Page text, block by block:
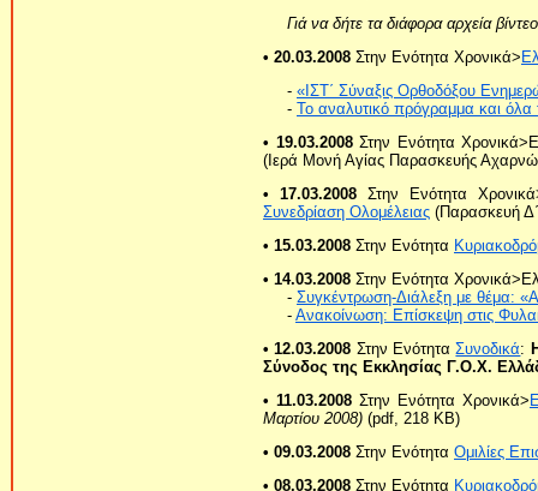
Γιά να δήτε τα διάφορα αρχεία
• 20.03.2008 Στην Ενότητα Χρονικά>
- «ΙΣΤ΄ Σύναξις Ορθοδόξου
- Το αναλυτικό πρόγραμμα και όλα
• 19.03.2008Στην Ενότητα
(Ιερά Μονή Αγίας Παρασκευής
• 17.03.2008 Στην Ενότητα
Συνεδρίαση Ολομέλειας (Παρασκευή
• 15.03.2008 Στην Ενότητα
• 14.03.2008 Στην Ενότητα
- Συγκέντρωση-Διάλεξη με θέμα:
- Ανακοίνωση: Επίσκεψη στις
• 12.03.2008 Στην ΕνότηταΣυνοδικά:
Σύνοδος της Εκκλησίας Γ.Ο.Χ.
• 11.03.2008 Στην Ενότητα Χρονικά>
Μαρτίου 2008) (pdf, 218 KB)
• 09.03.2008 Στην Ενότητα Ομιλίες
• 08.03.2008 Στην Ενότητα